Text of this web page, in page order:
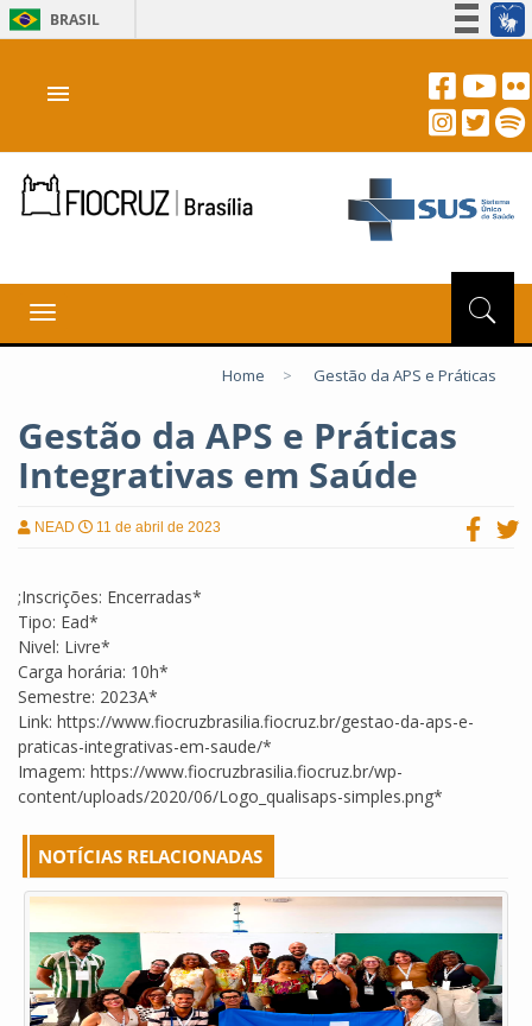
BRASIL
Acesso à informação
Canais
menu
Toggle
navigation
Home > Gestão da APS e Práticas
Gestão da APS e Práticas
Integrativas em Saúde
NEAD 11 de abril de 2023
;Inscrições: Encerradas*
Tipo: Ead*
Nivel: Livre*
Carga horária: 10h*
Semestre: 2023A*
Link: https://www.fiocruzbrasilia.fiocruz.br/gestao-da-aps-e-
praticas-integrativas-em-saude/*
Imagem: https://www.fiocruzbrasilia.fiocruz.br/wp-
content/uploads/2020/06/Logo_qualisaps-simples.png*
NOTÍCIAS RELACIONADAS